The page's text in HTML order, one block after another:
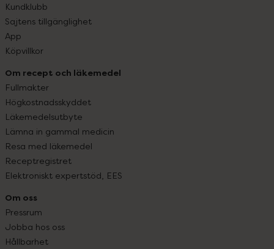
Kundklubb
Sajtens tillgänglighet
App
Köpvillkor
Om recept och läkemedel
Fullmakter
Högkostnadsskyddet
Läkemedelsutbyte
Lämna in gammal medicin
Resa med läkemedel
Receptregistret
Elektroniskt expertstöd, EES
Om oss
Pressrum
Jobba hos oss
Hållbarhet